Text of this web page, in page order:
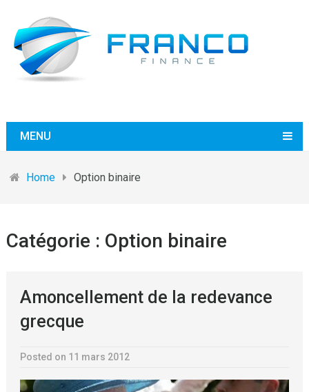
MENU
Home Option binaire
Catégorie : Option binaire
Amoncellement de la redevance
grecque
Posted on 11 mars 2012